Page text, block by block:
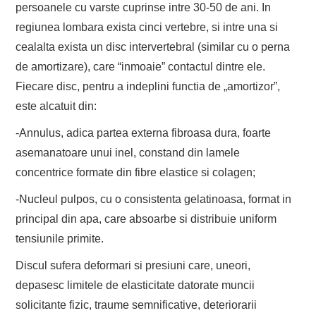
persoanele cu varste cuprinse intre 30-50 de ani. In
regiunea lombara exista cinci vertebre, si intre una si
cealalta exista un disc intervertebral (similar cu o perna
de amortizare), care “inmoaie” contactul dintre ele.
Fiecare disc, pentru a indeplini functia de „amortizor”,
este alcatuit din:
-Annulus, adica partea externa fibroasa dura, foarte
asemanatoare unui inel, constand din lamele
concentrice formate din fibre elastice si colagen;
-Nucleul pulpos, cu o consistenta gelatinoasa, format in
principal din apa, care absoarbe si distribuie uniform
tensiunile primite.
Discul sufera deformari si presiuni care, uneori,
depasesc limitele de elasticitate datorate muncii
solicitante fizic, traume semnificative, deteriorarii